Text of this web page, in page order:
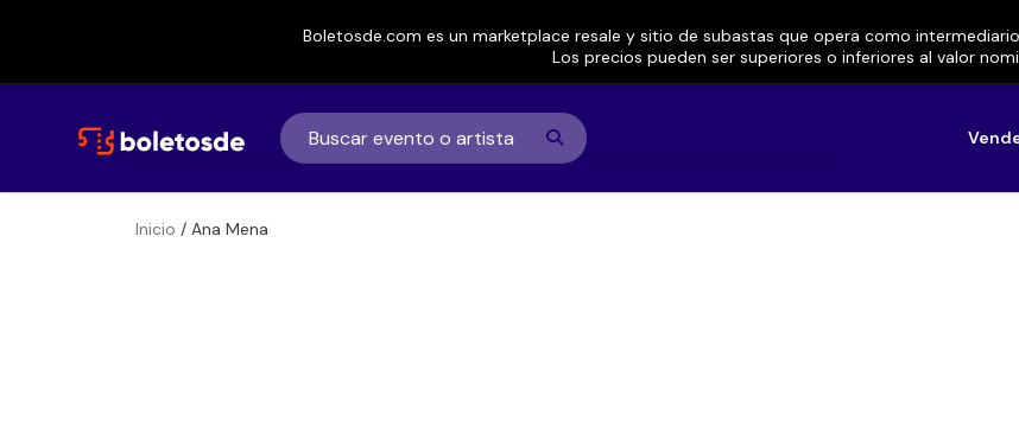
Boletosde.com es un marketplace resale y sitio de subastas que opera como
Los precios pueden ser superiores o inferiores al valor
Inicio / Ana Mena